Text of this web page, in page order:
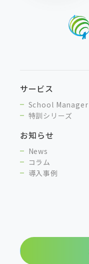
サービス
School Manager
特訓シリーズ
お知らせ
News
コラム
導入事例